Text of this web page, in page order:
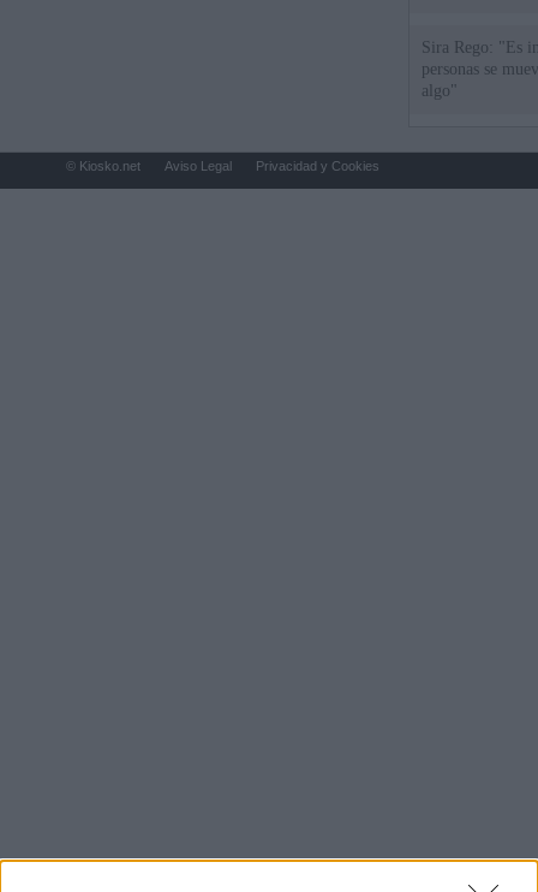
Sira Rego: "Es
personas se
algo"
© Kiosko.net Aviso Legal Privacidad y Cookies